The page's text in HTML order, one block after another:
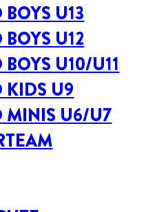
U13
U12
U10/U11
KIDS U9
MINIS U6/U7